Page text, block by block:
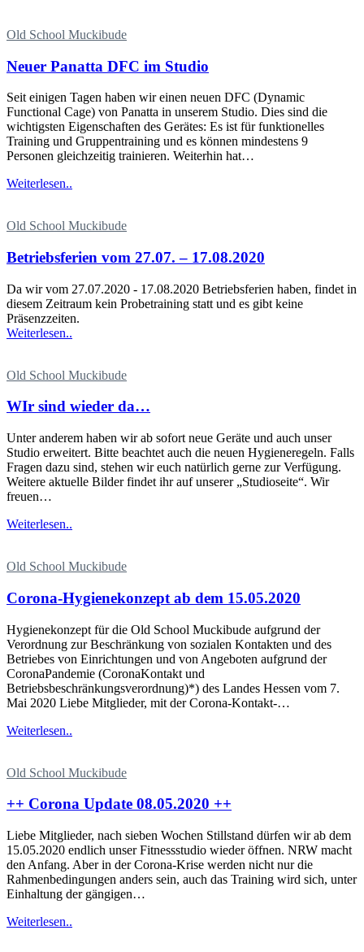
Old School Muckibude
Neuer Panatta DFC im Studio
Seit einigen Tagen haben wir einen neuen DFC (Dynamic
Functional Cage) von Panatta in unserem Studio. Dies sind die
wichtigsten Eigenschaften des Gerätes: Es ist für funktionelles
Training und Gruppentraining und es können mindestens 9
Personen gleichzeitig trainieren. Weiterhin hat…
Weiterlesen..
Old School Muckibude
Betriebsferien vom 27.07. – 17.08.2020
Da wir vom 27.07.2020 - 17.08.2020 Betriebsferien haben, findet in
diesem Zeitraum kein Probetraining statt und es gibt keine
Präsenzzeiten.
Weiterlesen..
Old School Muckibude
WIr sind wieder da…
Unter anderem haben wir ab sofort neue Geräte und auch unser
Studio erweitert. Bitte beachtet auch die neuen Hygieneregeln. Falls
Fragen dazu sind, stehen wir euch natürlich gerne zur Verfügung.
Weitere aktuelle Bilder findet ihr auf unserer „Studioseite“. Wir
freuen…
Weiterlesen..
Old School Muckibude
Corona-Hygienekonzept ab dem 15.05.2020
Hygienekonzept für die Old School Muckibude aufgrund der
Verordnung zur Beschränkung von sozialen Kontakten und des
Betriebes von Einrichtungen und von Angeboten aufgrund der
Corona­Pandemie (Corona­Kontakt­ und
Betriebsbeschränkungsverordnung)*) des Landes Hessen vom 7.
Mai 2020 Liebe Mitglieder, mit der Corona-Kontakt-…
Weiterlesen..
Old School Muckibude
++ Corona Update 08.05.2020 ++
Liebe Mitglieder, nach sieben Wochen Stillstand dürfen wir ab dem
15.05.2020 endlich unser Fitnessstudio wieder öffnen. NRW macht
den Anfang. Aber in der Corona-Krise werden nicht nur die
Rahmenbedingungen anders sein, auch das Training wird sich, unter
Einhaltung der gängigen…
Weiterlesen..